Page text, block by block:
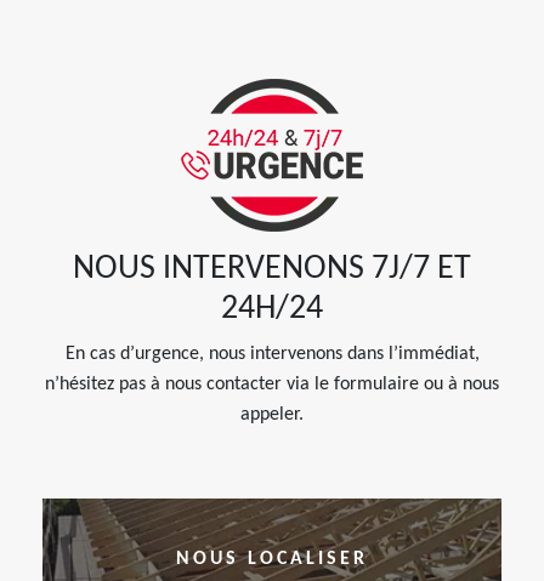
NOUS INTERVENONS 7J/7 ET
24H/24
En cas d’urgence, nous intervenons dans l’immédiat,
n’hésitez pas à nous contacter via le formulaire ou à nous
appeler.
NOUS LOCALISER